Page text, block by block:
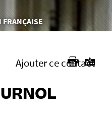
FRANÇAISE
Ajouter ce contact